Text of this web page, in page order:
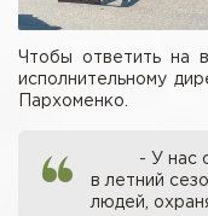
Чтобы ответить на
исполнительному
Пархоменко.
- У нас
в летний
людей,